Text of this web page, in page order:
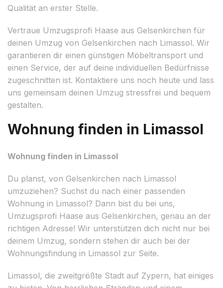
Qualität an erster Stelle.
Vertraue Umzugsprofi Haase aus Gelsenkirchen für
deinen Umzug von Gelsenkirchen nach Limassol. Wir
garantieren dir einen günstigen Möbeltransport und
einen Service, der auf deine individuellen Bedürfnisse
zugeschnitten ist. Kontaktiere uns noch heute und lass
uns gemeinsam deinen Umzug stressfrei und bequem
gestalten.
Wohnung finden in Limassol
Wohnung finden in Limassol
Du planst, von Gelsenkirchen nach Limassol
umzuziehen? Suchst du nach einer passenden
Wohnung in Limassol? Dann bist du bei uns,
Umzugsprofi Haase aus Gelsenkirchen, genau an der
richtigen Adresse! Wir unterstützen dich nicht nur bei
deinem Umzug, sondern stehen dir auch bei der
Wohnungsfindung in Limassol zur Seite.
Limassol, die zweitgrößte Stadt auf Zypern, hat einiges